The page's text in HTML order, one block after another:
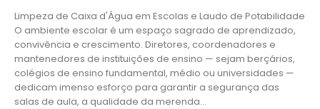
Limpeza de Caixa d'Água em Escolas e Laudo de Potabilidade
O ambiente escolar é um espaço sagrado de aprendizado,
convivência e crescimento. Diretores, coordenadores e
mantenedores de instituições de ensino — sejam berçários,
colégios de ensino fundamental, médio ou universidades —
dedicam imenso esforço para garantir a segurança das
salas de aula, a qualidade da merenda...